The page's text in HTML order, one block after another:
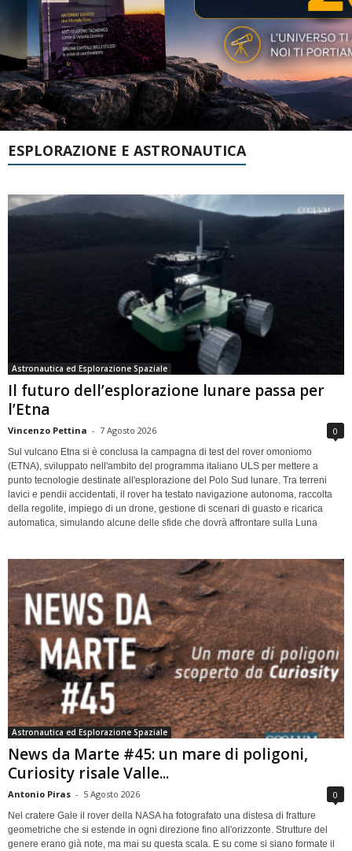
ESPLORAZIONE E ASTRONAUTICA
Astronautica ed Esplorazione Spaziale
Il futuro dell’esplorazione lunare passa per
l’Etna
Vincenzo Pettina - 7 Agosto 2026 0
Sul vulcano Etna si è conclusa la campagna di test del rover omoniomo
(ETNA), sviluppato nell'ambito del programma italiano ULS per mettere a
punto tecnologie destinate all'esplorazione del Polo Sud lunare. Tra terreni
lavici e pendii accidentati, il rover ha testato navigazione autonoma, raccolta
della regolite, impiego di un drone, gestione di scenari di guasto e ricarica
automatica, simulando alcune delle sfide che dovrà affrontare sulla Luna
Astronautica ed Esplorazione Spaziale
News da Marte #45: un mare di poligoni,
Curiosity risale Valle...
Antonio Piras - 5 Agosto 2026 0
Nel cratere Gale il rover della NASA ha fotografato una distesa di fratture
geometriche che si estende in ogni direzione fino all'orizzonte. Strutture del
genere erano già note, ma mai su questa scala. E su come si siano formate il